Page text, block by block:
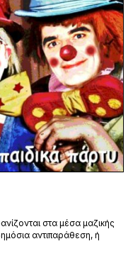
στα μέσα μαζικής
αντιπαράθεση, ή